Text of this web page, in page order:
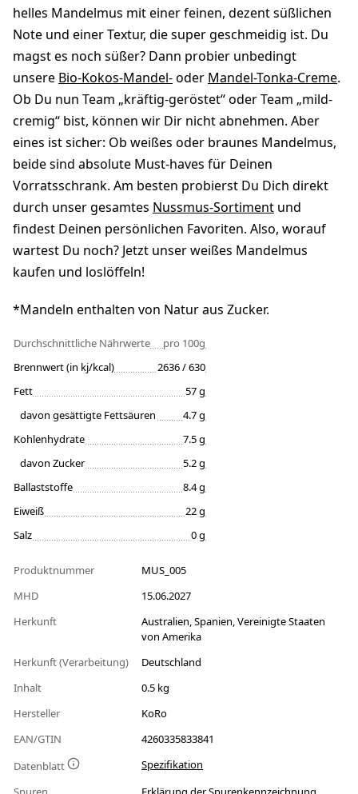
helles Mandelmus mit einer feinen, dezent süßlichen
Note und einer Textur, die super geschmeidig ist. Du
magst es noch süßer? Dann probier unbedingt
unsere Bio-Kokos-Mandel-oder Mandel-Tonka-Creme.
Ob Du nun Team „kräftig-geröstet“ oder Team „mild-
cremig“ bist, können wir Dir nicht abnehmen. Aber
eines ist sicher: Ob weißes oder braunes Mandelmus,
beide sind absolute Must-haves für Deinen
Vorratsschrank. Am besten probierst Du Dich direkt
durch unser gesamtes Nussmus-Sortiment und
findest Deinen persönlichen Favoriten. Also, worauf
wartest Du noch? Jetzt unser weißes Mandelmus
kaufen und loslöffeln!
*Mandeln enthalten von Natur aus Zucker.
Durchschnittliche Nährwerte
pro 100g
Brennwert (in kj/kcal)
2636 / 630
Fett
57 g
davon gesättigte Fettsäuren
4.7 g
Kohlenhydrate
7.5 g
davon Zucker
5.2 g
Ballaststoffe
8.4 g
Eiweiß
22 g
Salz
0 g
Produktnummer
MUS_005
MHD
15.06.2027
Herkunft
Australien, Spanien, Vereinigte Staaten
von Amerika
Herkunft (Verarbeitung)
Deutschland
Inhalt
0.5 kg
Hersteller
KoRo
EAN/GTIN
4260335833841
Datenblatt
Spezifikation